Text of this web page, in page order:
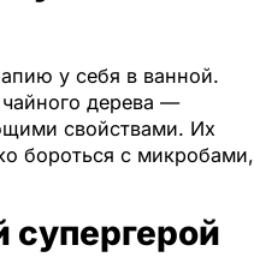
у себя в ванной.
дерева —
свойствами. Их
бороться с микробами,